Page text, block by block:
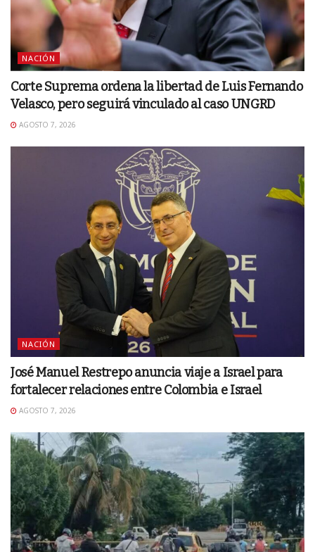
NACIÓN
Corte Suprema ordena la libertad de Luis Fernando
Velasco, pero seguirá vinculado al caso UNGRD
AGOSTO 7, 2026
NACIÓN
José Manuel Restrepo anuncia viaje a Israel para
fortalecer relaciones entre Colombia e Israel
AGOSTO 7, 2026